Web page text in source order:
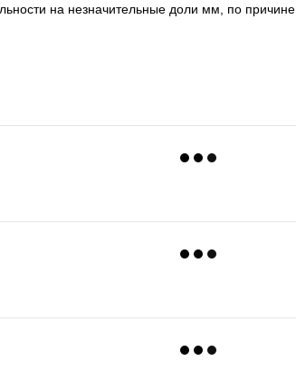
на незначительные доли мм, по причине